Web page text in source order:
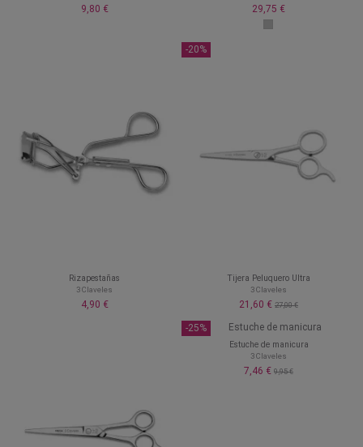
9,80 € 29,75 €
Rizapestañas
3 Claveles
4,90 €
-20%
Tijera Peluquero Ultra
3 Claveles
21,60 € 27,00 €
-25%
Estuche de manicura
3 Claveles
7,46 € 9,95 €